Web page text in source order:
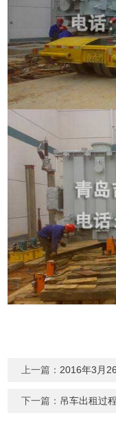
上一篇： 2016年3月26
下一篇： 吊车出租过